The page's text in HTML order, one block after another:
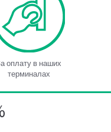
оплату в наших
терминалах